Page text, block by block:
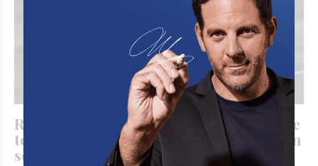
Ruta Nacional 34: Otro camión con carne
terminó volcado, es el tercer siniestro en
seis días